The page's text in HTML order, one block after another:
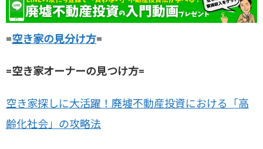
=空き家の見分け方=
=空き家オーナーの見つけ方=
空き家探しに大活躍！廃墟不動産投資における「高
齢化社会」の攻略法